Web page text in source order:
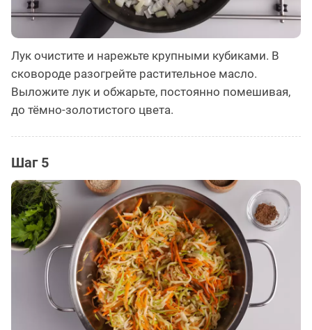
Лук очистите и нарежьте крупными кубиками. В
сковороде разогрейте растительное масло.
Выложите лук и обжарьте, постоянно помешивая,
до тёмно-золотистого цвета.
Шаг 5